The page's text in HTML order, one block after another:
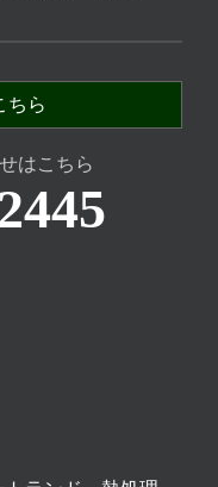
ちら
はこちら